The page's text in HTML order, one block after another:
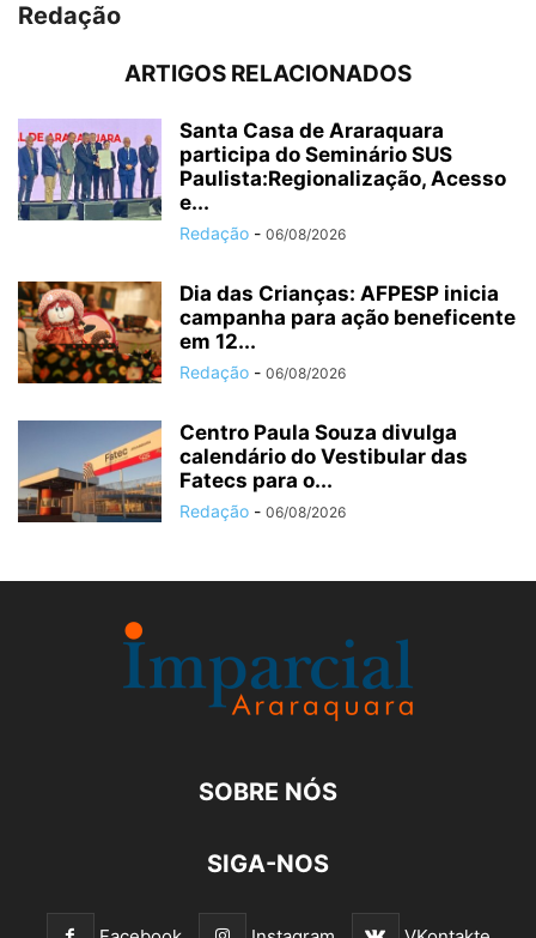
Redação
ARTIGOS RELACIONADOS
Santa Casa de Araraquara
participa do Seminário SUS
Paulista:Regionalização, Acesso
e...
Redação - 06/08/2026
Dia das Crianças: AFPESP inicia
campanha para ação beneficente
em 12...
Redação - 06/08/2026
Centro Paula Souza divulga
calendário do Vestibular das
Fatecs para o...
Redação - 06/08/2026
SOBRE NÓS
SIGA-NOS